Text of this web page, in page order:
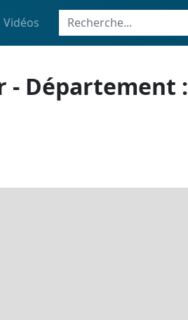
Vidéos
Département :